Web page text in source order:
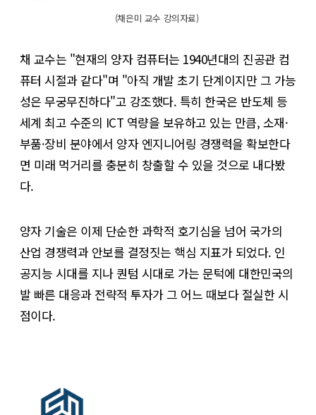
(채은미 교수 강의자료)
채 교수는 "현재의 양자 컴퓨터는 1940년대의 진공관 컴
퓨터 시절과 같다"며 "아직 개발 초기 단계이지만 그 가능
성은 무궁무진하다"고 강조했다. 특히 한국은 반도체 등
세계 최고 수준의 ICT 역량을 보유하고 있는 만큼, 소재·
부품·장비 분야에서 양자 엔지니어링 경쟁력을 확보한다
면 미래 먹거리를 충분히 창출할 수 있을 것으로 내다봤
다.
양자 기술은 이제 단순한 과학적 호기심을 넘어 국가의
산업 경쟁력과 안보를 결정짓는 핵심 지표가 되었다. 인
공지능 시대를 지나 퀀텀 시대로 가는 문턱에 대한민국의
발 빠른 대응과 전략적 투자가 그 어느 때보다 절실한 시
점이다.